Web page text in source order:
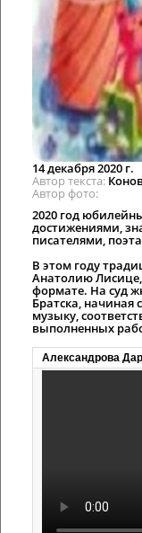
14 декабря 2020 г.
Автор текста
Автор фото
2020 год
достижениями,
писателями,
В этом году
Анатолию
формате. На суд
Братска,
музыку,
выполненных
Александрова